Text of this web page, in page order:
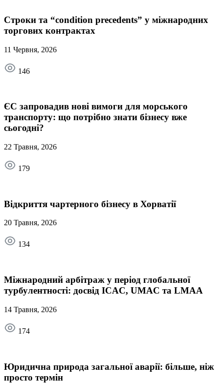
Строки та “condition precedents” у міжнародних
торгових контрактах
11 Червня, 2026
146
ЄС запровадив нові вимоги для морського
транспорту: що потрібно знати бізнесу вже
сьогодні?
22 Травня, 2026
179
Відкриття чартерного бізнесу в Хорватії
20 Травня, 2026
134
Міжнародний арбітраж у період глобальної
турбулентності: досвід ICAC, UMAC та LMAA
14 Травня, 2026
174
Юридична природа загальної аварії: більше, ніж
просто термін